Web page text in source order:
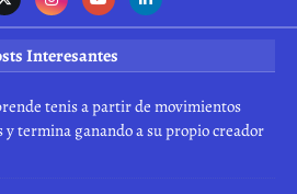
Interesantes
tenis a partir de movimientos
y termina ganando a su propio creador